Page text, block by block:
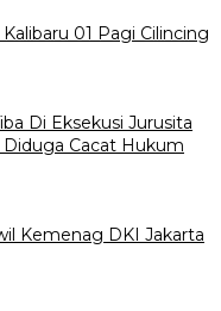
01 Pagi Cilincing
Di Eksekusi Jurusita
Cacat Hukum
Kemenag DKI Jakarta